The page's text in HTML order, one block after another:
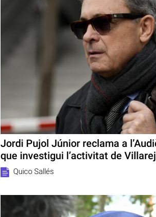
Jordi Pujol Júnior reclama a
que investigui l’activitat de
Quico Sallés